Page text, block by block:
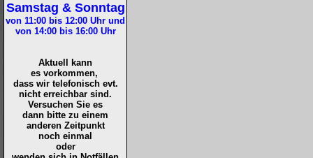
Samstag & Sonntag
von 11:00 bis 12:00 Uhr und
von 14:00 bis 16:00Uhr
Aktuell kann
es vorkommen,
dass wir telefonisch evt.
nicht erreichbar sind.
Versuchen Sie es
dann bitte zu einem
anderen Zeitpunkt
noch einmal
oder